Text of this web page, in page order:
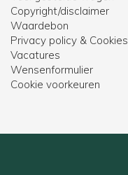
Copyright/disclaimer
Waardebon
Privacy policy & Cookies
Vacatures
Wensenformulier
Cookie voorkeuren